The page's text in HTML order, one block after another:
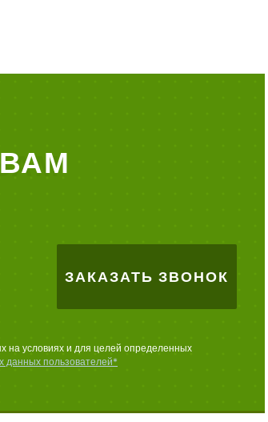
ЗАКАЗАТЬ ЗВОНОК
на условиях и для целей определенных
данных пользователей*